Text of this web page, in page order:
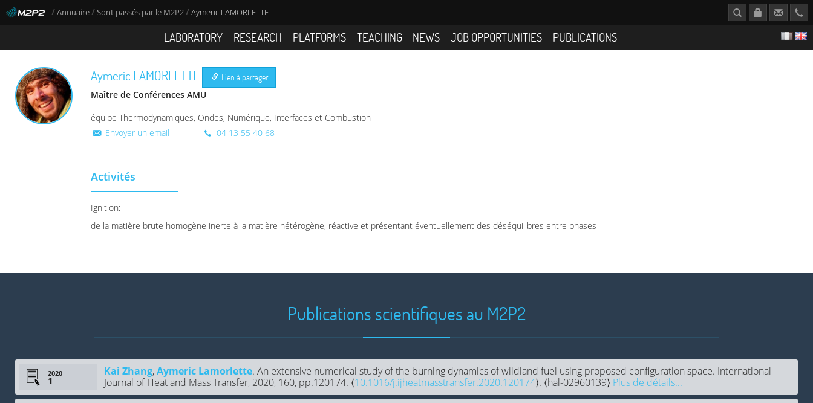
/Annuaire/Sont passés par le M2P2/Aymeric LAMORLETTE
LABORATORY RESEARCH PLATFORMS TEACHING NEWS JOB OPPORTUNITIES PUBLICATIONS
Aymeric LAMORLETTE
Lien à partager
Maître de Conférences AMU
équipe Thermodynamiques, Ondes, Numérique, Interfaces et Combustion
Envoyer un email
04 13 55 40 68
Activités
Ignition:
de la matière brute homogène inerte à la matière hétérogène, réactive et présentant éventuellement des déséquilibres entre phases
Publications scientifiques au M2P2
2020 Kai Zhang,Aymeric Lamorlette. An extensive numerical study of the burning dynamics of wildland fuel using proposed configuration space. International
Journal of Heat and Mass Transfer, 2020, 160, pp.120174. ⟨10.1016/j.ijheatmasstransfer.2020.120174⟩. ⟨hal-02960139⟩ Plus de détails...